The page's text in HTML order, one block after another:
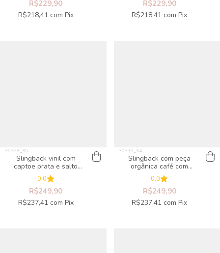
R$229,90
R$218,41 com Pix
R$229,90
R$218,41 com Pix
Slingback vinil com
captoe prata e salto
acrílico
0.0
R$249,90
R$237,41 com Pix
Slingback com peça
orgânica café com
marsala
0.0
R$249,90
R$237,41 com Pix